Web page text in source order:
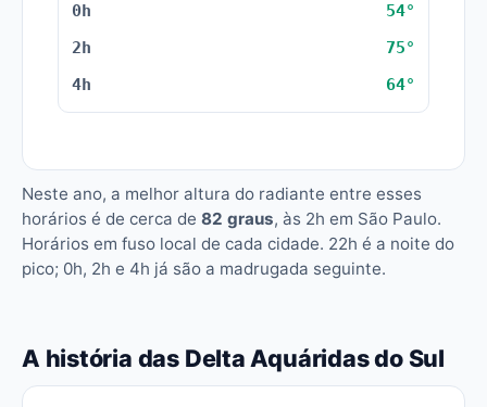
54°
75°
64°
Neste ano, a melhor altura do radiante entre esses
horários é de cerca de 82 graus, às 2h em São Paulo.
Horários em fuso local de cada cidade. 22h é a noite do
pico; 0h, 2h e 4h já são a madrugada seguinte.
A história das Delta Aquáridas do Sul